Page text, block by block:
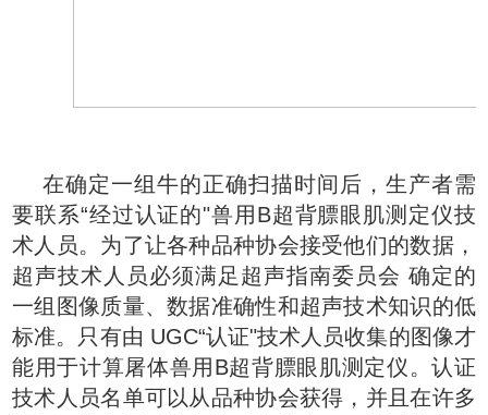
在确定一组牛的正确扫描时间后，生产者需
要联系“经过认证的"兽用B超背膘眼肌测定仪技
术人员。为了让各种品种协会接受他们的数据，
超声技术人员必须满足超声指南委员会 确定的
一组图像质量、数据准确性和超声技术知识的低
标准。只有由 UGC“认证"技术人员收集的图像才
能用于计算屠体兽用B超背膘眼肌测定仪。认证
技术人员名单可以从品种协会获得，并且在许多